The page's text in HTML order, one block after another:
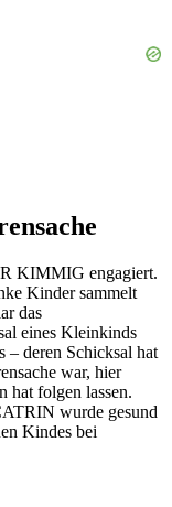
KIMMIG engagiert.
Kinder sammelt
das
eines Kleinkinds
– deren Schicksal hat
war, hier
hat folgen lassen.
wurde gesund
Kindes bei